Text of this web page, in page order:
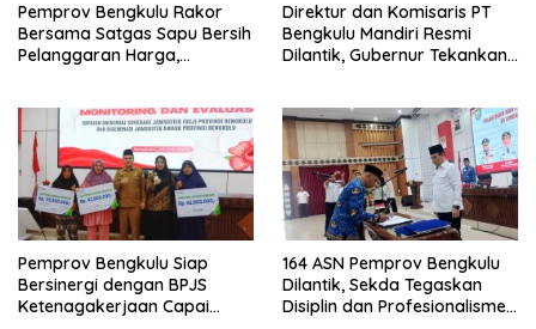
Pemprov Bengkulu Rakor
Bersama Satgas Sapu Bersih
Pelanggaran Harga,
Masih Jadi Sorotan
Direktur dan Komisaris PT
Bengkulu Mandiri Resmi
Dilantik, Gubernur Tekankan
Pemprov Bengkulu Siap
Bersinergi dengan BPJS
Ketenagakerjaan Capai
164 ASN Pemprov Bengkulu
Dilantik, Sekda Tegaskan
Disiplin dan Profesionalisme